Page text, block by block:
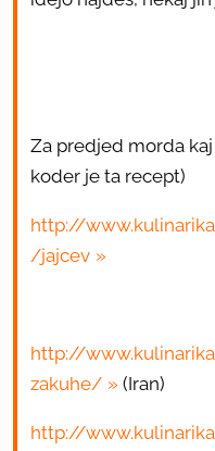
Za predjed morda
koder je ta recept)
http://
/jajcev
http://
zakuhe/
(Iran)
http://